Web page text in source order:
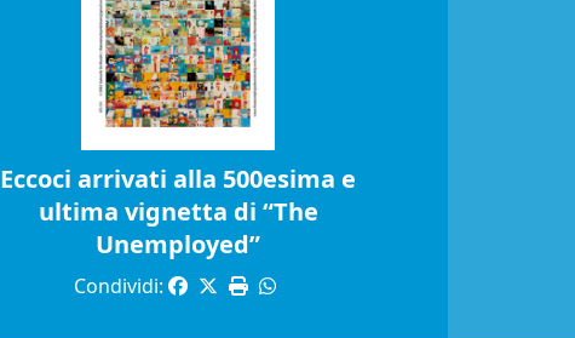
Eccoci arrivati alla 500esima e
ultima vignetta di “The
Unemployed”
Condividi: